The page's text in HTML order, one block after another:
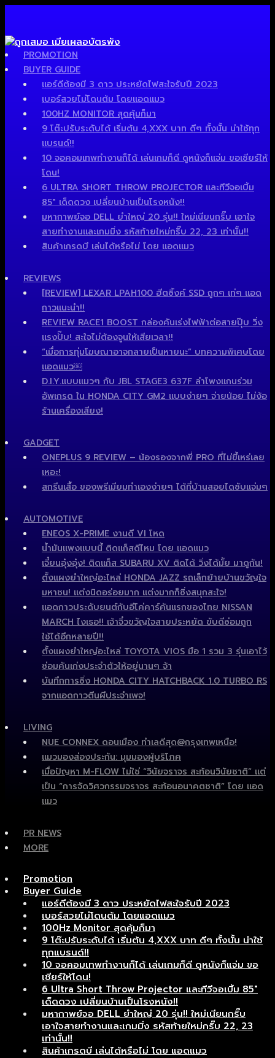
PROMOTION
BUYER GUIDE
แอร์ดีต้องมี 3 ดาว ประหยัดไฟสะใจรับปี 2023
เบอร์สวยไม่โดนต้ม โดยแอดแมว
100HZ MONITOR สุดคุ้มก็มา
9 โต๊ะปรับระดับได้ เริ่มต้น 4,XXX บาท ดีๆ ทั้งนั้น น่าใช้ทุก
แบรนด์!!
10 จอคอมเทพทำงานก็ได้ เล่นเกมก็ดี ดูหนังก็แจ่ม ขอเชียร์ให้
โดน!
6 ULTRA SHORT THROW PROJECTOR และทีวีจอเบิ้ม
85″ เด็ดดวง เปลี่ยนบ้านเป็นโรงหนัง!!
มหากาพย์จอ DELL ยำใหญ่ 20 รุ่น!! ใหม่เนียนกริ๊บ เอาใจ
สายทำงานและเกมมิ่ง รหัสท้ายใหม่กริ๊บ 22, 23 เท่านั้น!!
สินค้าเกรดบี เล่นได้หรือไม่ โดย แอดแมว
REVIEWS
[REVIEW] LEXAR LPAH100 ฮีตซิ้งค์ SSD ถูกๆ เท่ๆ แอด
กาวแนะนำ!!
REVIEW RACE1 BOOST กล่องคันเร่งไฟฟ้าต่อสายปุ๊บ วิ่ง
แรงปั๊บ! สะใจไม่ต้องจูนให้เสียเวลา!!
“เมื่อการทุ่มโฆษณาอาจกลายเป็นหายนะ” บทความพิเศษโดย
แอดแมว￼
D.I.Y.แบบแมวๆ กับ JBL STAGE3 637F ลำโพงแกนร่วม
อัพเกรด ใน HONDA CITY GM2 แบบง่ายๆ จ่ายน้อย ไม่ง้อ
ร้านเครื่องเสียง!
GADGET
ONEPLUS 9 REVIEW – น้องรองจากพี่ PRO ที่ไม่ขี้เหร่เลย
เหอะ!
สกรีนเสื้อ ของพรีเมียมทำเองง่ายๆ ได้ที่บ้านสอยไดซับแจ่มๆ
AUTOMOTIVE
ENEOS X-PRIME งานดี VI โหด
น้ำมันแพงแบบนี้ ติดแก็สดีไหม โดย แอดแมว
เจี๋ยนอุ๋งอุ๋ง! ติดแก็ส SUBARU XV ติดได้ วิ่งได้มั้ย มาดูกัน!
ตั้งแผงยำใหญ่อะไหล่ HONDA JAZZ รถเล็กย้ายบ้านขวัญใจ
มหาชน! แต่งนิดอร่อยมาก แต่งมากก็ซิ่งสนุกสะใจ!
แอดกาวประดับยนต์กับอีโค่คาร์คันแรกของไทย NISSAN
MARCH ไงเธอ!! เจ้าจิ๋วขวัญใจสายประหยัด ขับดีซ่อมถูก
ใช้ได้อีกหลายปี!!
ตั้งแผงยำใหญ่อะไหล่ TOYOTA VIOS มือ 1 รวม 3 รุ่นเอาไว้
ซ่อมคันเก่งประจำตัวให้อยู่นานๆ จ้า
บันทึกการซิ่ง HONDA CITY HATCHBACK 1.0 TURBO RS
จากแอดกาวตีนผีประจำเพจ!
LIVING
NUE CONNEX ดอนเมือง ทำเลดีสุด@กรุงเทพเหนือ!
แมวมองส่องประกัน: มุมมองผู้บริโภค
เมื่อปัญหา M-FLOW ไม่ใช่ “วินัยจราจร สะท้อนวินัยชาติ” แต่
เป็น “การจัดวิศวกรรมจราจร สะท้อนอนาคตชาติ” โดย แอด
แมว
PR NEWS
MORE
Promotion
Buyer Guide
แอร์ดีต้องมี 3 ดาว ประหยัดไฟสะใจรับปี 2023
เบอร์สวยไม่โดนต้ม โดยแอดแมว
100Hz Monitor สุดคุ้มก็มา
9 โต๊ะปรับระดับได้ เริ่มต้น 4,XXX บาท ดีๆ ทั้งนั้น น่าใช้
ทุกแบรนด์!!
10 จอคอมเทพทำงานก็ได้ เล่นเกมก็ดี ดูหนังก็แจ่ม ขอ
เชียร์ให้โดน!
6 Ultra Short Throw Projector และทีวีจอเบิ้ม 85″
เด็ดดวง เปลี่ยนบ้านเป็นโรงหนัง!!
มหากาพย์จอ DELL ยำใหญ่ 20 รุ่น!! ใหม่เนียนกริ๊บ
เอาใจสายทำงานและเกมมิ่ง รหัสท้ายใหม่กริ๊บ 22, 23
เท่านั้น!!
สินค้าเกรดบี เล่นได้หรือไม่ โดย แอดแมว